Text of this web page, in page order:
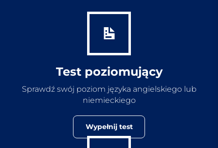
Test poziomujący
Sprawdź swój poziom języka angielskiego lub
niemieckiego
Wypełnij test